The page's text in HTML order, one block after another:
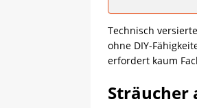
Technisch
ohne DIY-
erfordert kaum
Sträucher